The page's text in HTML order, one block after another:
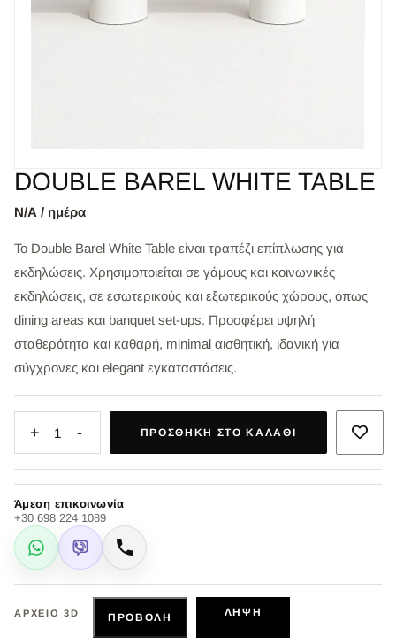
DΟUBLE BAREL WHITE TABLE
Ν/Α / ημέρα
Το Double Barel White Table είναι τραπέζι επίπλωσης για
εκδηλώσεις. Χρησιμοποιείται σε γάμους και κοινωνικές
εκδηλώσεις, σε εσωτερικούς και εξωτερικούς χώρους, όπως
dining areas και banquet set-ups. Προσφέρει υψηλή
σταθερότητα και καθαρή, minimal αισθητική, ιδανική για
σύγχρονες και elegant εγκαταστάσεις.
+ 1 - ΠΡΟΣΘΉΚΗ ΣΤΟ ΚΑΛΆΘΙ
Άμεση επικοινωνία
+30 698 224 1089
WhatsApp
Viber Κλήση
ΑΡΧΕΊΟ 3D ΠΡΟΒΟΛΉ ΛΉΨΗ